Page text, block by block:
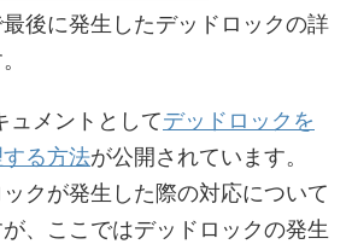
後に発生したデッドロックの詳
ュメントとしてデッドロックを
る方法が公開されています。
クが発生した際の対応について
、ここではデッドロックの発生